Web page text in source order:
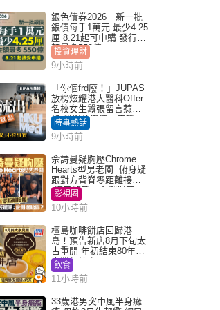
銀色債券2026｜新一批
銀債每手1萬元 最少4.25
厘 8.21起可申購 發行金
額最多550億
投資理財
9小時前
「你個frd廢！」JUPAS
放榜炫耀港大醫科Offer
名校女生囂張留言惹眾
怒 醫學院澄清：宣稱
「40.5分獲錄取」不符事
實｜Juicy叮
時事熱話
9小時前
佘詩曼疑胸壓Chrome
Hearts型男老闆 俯身疑
跟對方背脊零距離接觸
網民驚呼：企側邊唔
得？
影視圈
10小時前
檀島咖啡餅店回歸港
島！預告新店8月下旬太
古重開 年初結束80年歷
史灣仔總店
飲食
11小時前
33歲港男突中風半身癱